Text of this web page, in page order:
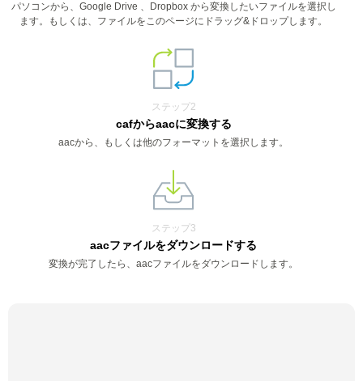
パソコンから、Google Drive 、Dropbox から変換したいファイルを選択し
ます。もしくは、ファイルをこのページにドラッグ&ドロップします。
ステップ2
cafからaacに変換する
aacから、もしくは他のフォーマットを選択します。
ステップ3
aacファイルをダウンロードする
変換が完了したら、aacファイルをダウンロードします。